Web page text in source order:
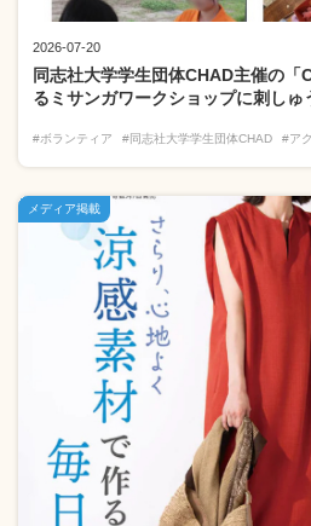
2026-07-20
同志社大学学生団体CHAD主催の「
るミサンガワークショップに刺しゅ
#ボランティア #同志社大学学生団体CHAD #ア
メディア掲載